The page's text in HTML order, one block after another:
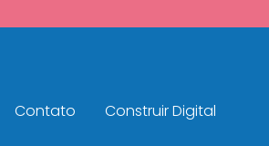
Contato Construir Digital